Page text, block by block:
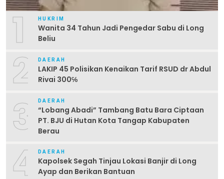
1 HUKRIM
Wanita 34 Tahun Jadi Pengedar Sabu di Long
Beliu
2 DAERAH
LAKIP 45 Polisikan Kenaikan Tarif RSUD dr Abdul
Rivai 300℅
3 DAERAH
“Lobang Abadi” Tambang Batu Bara Ciptaan
PT. BJU di Hutan Kota Tangap Kabupaten
Berau
4 DAERAH
Kapolsek Segah Tinjau Lokasi Banjir di Long
Ayap dan Berikan Bantuan